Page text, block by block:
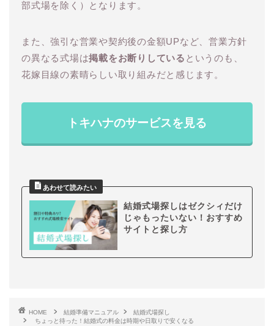
部式場を除く）となります。
また、強引な営業や契約後の金額UPなど、営業方針
の異なる式場は掲載をお断りしている というのも、
花嫁目線の素晴らしい取り組みだと感じます。
トキハナのサービスを見る
結婚式場探しはゼクシィだけ
じゃもったいない！おすすめ
サイトと探し方
HOME 結婚準備マニュアル
結婚式場探し
ちょっと待った！結婚式の料金は時期や日取りで安くなる